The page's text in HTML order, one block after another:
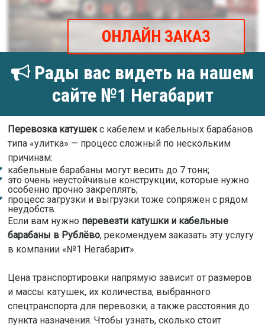
ОНЛАЙН ЗАКАЗ
Рады вас видеть на нашем
сайте №1 Негабарит
Перевозка катушекс кабелем и кабельных барабанов
типа «улитка» — процесс сложный по нескольким
причинам:
кабельные барабаны могут весить до 7 тонн;
это очень неустойчивые конструкции, которые нужно
особенно прочно закреплять;
процесс загрузки и выгрузки тоже сопряжен с рядом
неудобств.
Если вам нужно перевезти катушки и кабельные
барабаны в Рублёво, рекомендуем заказать эту услугу
в компании «№1 Негабарит».
Цена транспортировки напрямую зависит от размеров
и массы катушек, их количества, выбранного
спецтранспорта для перевозки, а также расстояния до
пункта назначения. Чтобы узнать, сколько стоит